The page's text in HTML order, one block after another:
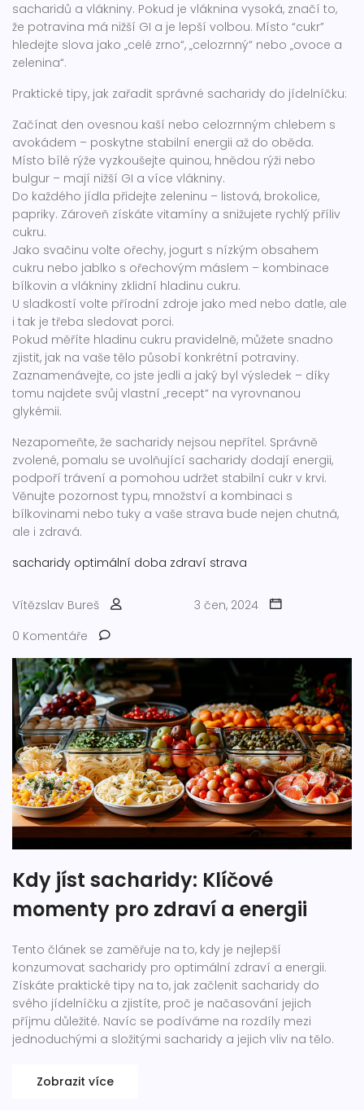
sacharidů a vlákniny. Pokud je vláknina vysoká, značí to,
že potravina má nižší GI a je lepší volbou. Místo “cukr”
hledejte slova jako „celé zrno“, „celozrnný“ nebo „ovoce a
zelenina“.
Praktické tipy, jak zařadit správné sacharidy do jídelníčku:
Začínat den ovesnou kaší nebo celozrnným chlebem s
avokádem – poskytne stabilní energii až do oběda.
Místo bílé rýže vyzkoušejte quinou, hnědou rýži nebo
bulgur – mají nižší GI a více vlákniny.
Do každého jídla přidejte zeleninu – listová, brokolice,
papriky. Zároveň získáte vitamíny a snižujete rychlý příliv
cukru.
Jako svačinu volte ořechy, jogurt s nízkým obsahem
cukru nebo jablko s ořechovým máslem – kombinace
bílkovin a vlákniny zklidní hladinu cukru.
U sladkostí volte přírodní zdroje jako med nebo datle, ale
i tak je třeba sledovat porci.
Pokud měříte hladinu cukru pravidelně, můžete snadno
zjistit, jak na vaše tělo působí konkrétní potraviny.
Zaznamenávejte, co jste jedli a jaký byl výsledek – díky
tomu najdete svůj vlastní „recept“ na vyrovnanou
glykémii.
Nezapomeňte, že sacharidy nejsou nepřítel. Správně
zvolené, pomalu se uvolňující sacharidy dodají energii,
podpoří trávení a pomohou udržet stabilní cukr v krvi.
Věnujte pozornost typu, množství a kombinaci s
bílkovinami nebo tuky a vaše strava bude nejen chutná,
ale i zdravá.
sacharidy optimální doba zdraví strava
Vítězslav Bureš
3 čen, 2024
0 Komentáře
Kdy jíst sacharidy: Klíčové
momenty pro zdraví a energii
Tento článek se zaměřuje na to, kdy je nejlepší
konzumovat sacharidy pro optimální zdraví a energii.
Získáte praktické tipy na to, jak začlenit sacharidy do
svého jídelníčku a zjistíte, proč je načasování jejich
příjmu důležité. Navíc se podíváme na rozdíly mezi
jednoduchými a složitými sacharidy a jejich vliv na tělo.
Zobrazit více